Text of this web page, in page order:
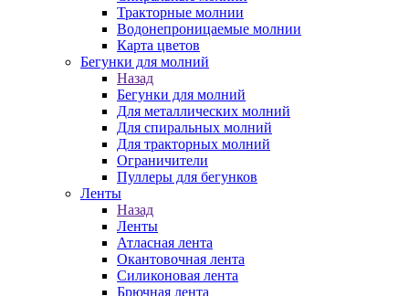
Тракторные молнии
Водонепроницаемые молнии
Карта цветов
Бегунки для молний
Назад
Бегунки для молний
Для металлических молний
Для спиральных молний
Для тракторных молний
Ограничители
Пуллеры для бегунков
Ленты
Назад
Ленты
Атласная лента
Окантовочная лента
Силиконовая лента
Брючная лента